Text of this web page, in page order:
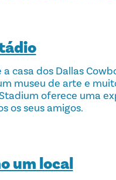
a casa dos Dallas
museu de arte e
Stadium oferece uma
os seus amigos.
um local